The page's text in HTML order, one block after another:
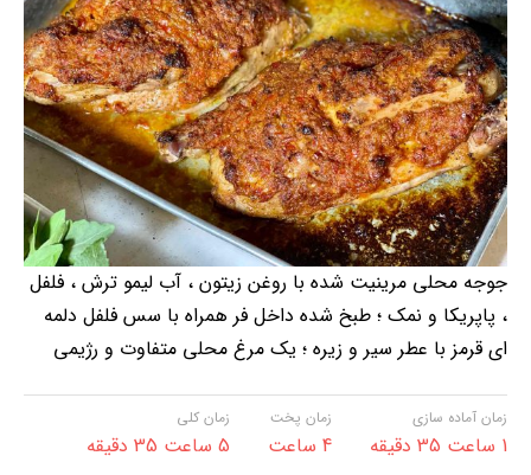
جوجه محلی مرینیت شده با روغن زیتون ، آب لیمو ترش ، فلفل
، پاپریکا و نمک ؛ طبخ شده داخل فر همراه با سس فلفل دلمه
ای قرمز با عطر سیر و زیره ؛ یک مرغ محلی متفاوت و رژیمی
زمان آماده سازی
1 ساعت 35 دقیقه
زمان پخت
4 ساعت
زمان کلی
5 ساعت 35 دقیقه